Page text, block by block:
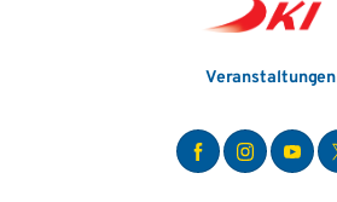
Veranstaltungen